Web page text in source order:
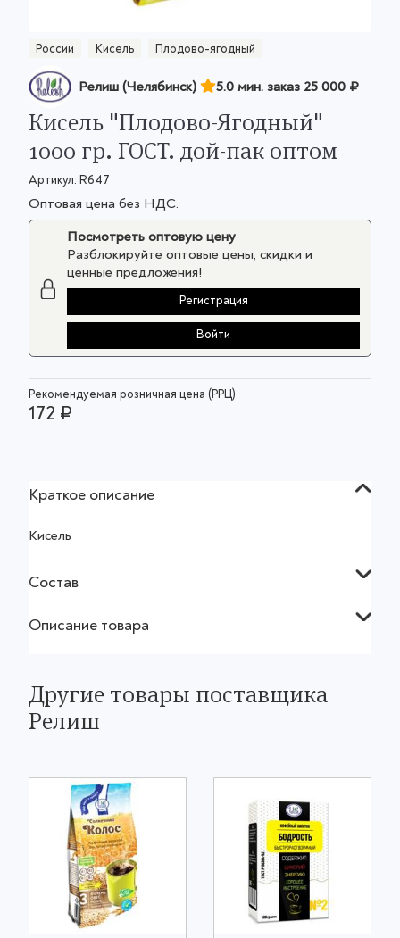
России Кисель Плодово-ягодный
Релиш (Челябинск) 5.0 мин. заказ 25 000 ₽
Кисель "Плодово-Ягодный"
1000 гр. ГОСТ. дой-пак оптом
Артикул: R647
Оптовая цена без НДС.
Посмотреть оптовую цену
Разблокируйте оптовые цены, скидки и
ценные предложения!
Регистрация
Войти
Рекомендуемая розничная цена (РРЦ)
172 ₽
Краткое описание
Кисель
Состав
Описание товара
Другие товары поставщика
Релиш